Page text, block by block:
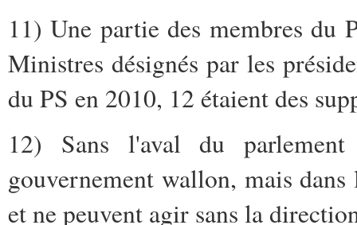
11) Une partie des membres du
Ministres désignés par les
du PS en 2010, 12 étaient des
12) Sans l'aval du
gouvernement wallon, mais
et ne peuvent agir sans la